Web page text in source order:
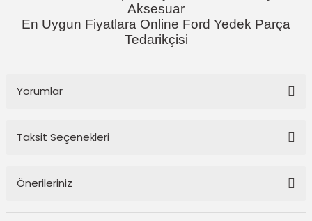
Aksesuar
En Uygun Fiyatlara Online Ford Yedek Parça
Tedarikçisi
Yorumlar
Taksit Seçenekleri
Önerileriniz